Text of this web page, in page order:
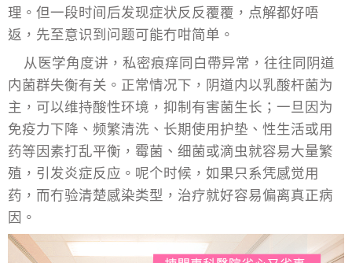
理。但一段时间后发现症状反反覆覆，点解都好唔
返，先至意识到问题可能冇咁简单。
从医学角度讲，私密痕痒同白帶异常，往往同阴道
内菌群失衡有关。正常情况下，阴道内以乳酸杆菌为
主，可以维持酸性环境，抑制有害菌生长；一旦因为
免疫力下降、频繁清洗、长期使用护垫、性生活或用
药等因素打乱平衡，霉菌、细菌或滴虫就容易大量繁
殖，引发炎症反应。呢个时候，如果只系凭感觉用
药，而冇验清楚感染类型，治疗就好容易偏离真正病
因。